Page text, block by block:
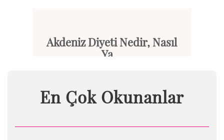
Akdeniz Diyeti Nedir, Nasıl
Ya...
En Çok Okunanlar